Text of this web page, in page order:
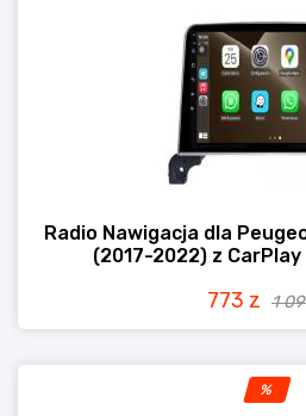
Radio Nawigacja dla
(2017-2022) z
773 z 1
%